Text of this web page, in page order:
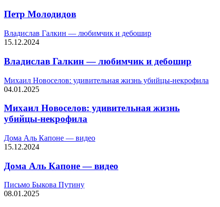
Петр Молодидов
Владислав Галкин — любимчик и дебошир
15.12.2024
Владислав Галкин — любимчик и дебошир
Михаил Новоселов: удивительная жизнь убийцы-некрофила
04.01.2025
Михаил Новоселов: удивительная жизнь
убийцы-некрофила
Дома Аль Капоне — видео
15.12.2024
Дома Аль Капоне — видео
Письмо Быкова Путину
08.01.2025